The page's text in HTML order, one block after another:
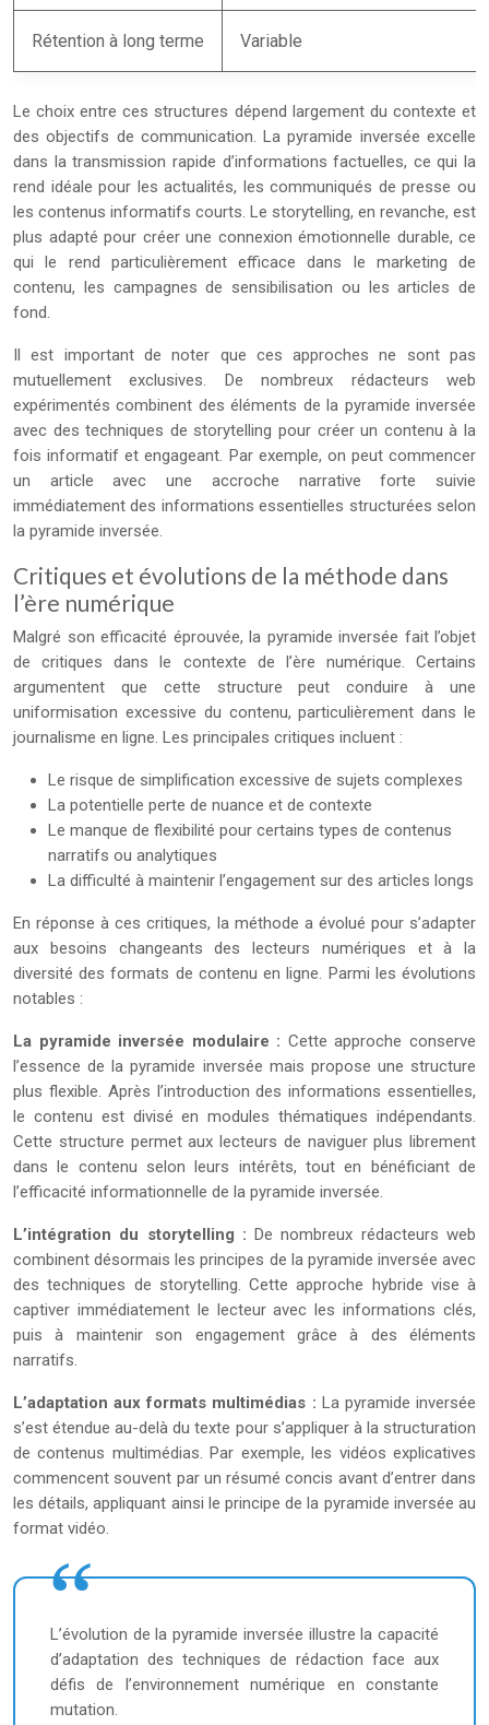
Rétention à long terme Variable
Le choix entre ces structures dépend largement du contexte et
des objectifs de communication. La pyramide inversée excelle
dans la transmission rapide d’informations factuelles, ce qui la
rend idéale pour les actualités, les communiqués de presse ou
les contenus informatifs courts. Le storytelling, en revanche, est
plus adapté pour créer une connexion émotionnelle durable, ce
qui le rend particulièrement efficace dans le marketing de
contenu, les campagnes de sensibilisation ou les articles de
fond.
Il est important de noter que ces approches ne sont pas
mutuellement exclusives. De nombreux rédacteurs web
expérimentés combinent des éléments de la pyramide inversée
avec des techniques de storytelling pour créer un contenu à la
fois informatif et engageant. Par exemple, on peut commencer
un article avec une accroche narrative forte suivie
immédiatement des informations essentielles structurées selon
la pyramide inversée.
Critiques et évolutions de la méthode dans
l’ère numérique
Malgré son efficacité éprouvée, la pyramide inversée fait l’objet
de critiques dans le contexte de l’ère numérique. Certains
argumentent que cette structure peut conduire à une
uniformisation excessive du contenu, particulièrement dans le
journalisme en ligne. Les principales critiques incluent :
Le risque de simplification excessive de sujets complexes
La potentielle perte de nuance et de contexte
Le manque de flexibilité pour certains types de contenus
narratifs ou analytiques
La difficulté à maintenir l’engagement sur des articles longs
En réponse à ces critiques, la méthode a évolué pour s’adapter
aux besoins changeants des lecteurs numériques et à la
diversité des formats de contenu en ligne. Parmi les évolutions
notables :
La pyramide inversée modulaire : Cette approche conserve
l’essence de la pyramide inversée mais propose une structure
plus flexible. Après l’introduction des informations essentielles,
le contenu est divisé en modules thématiques indépendants.
Cette structure permet aux lecteurs de naviguer plus librement
dans le contenu selon leurs intérêts, tout en bénéficiant de
l’efficacité informationnelle de la pyramide inversée.
L’intégration du storytelling : De nombreux rédacteurs web
combinent désormais les principes de la pyramide inversée avec
des techniques de storytelling. Cette approche hybride vise à
captiver immédiatement le lecteur avec les informations clés,
puis à maintenir son engagement grâce à des éléments
narratifs.
L’adaptation aux formats multimédias : La pyramide inversée
s’est étendue au-delà du texte pour s’appliquer à la structuration
de contenus multimédias. Par exemple, les vidéos explicatives
commencent souvent par un résumé concis avant d’entrer dans
les détails, appliquant ainsi le principe de la pyramide inversée au
format vidéo.
L’évolution de la pyramide inversée illustre la capacité
d’adaptation des techniques de rédaction face aux
défis de l’environnement numérique en constante
mutation.